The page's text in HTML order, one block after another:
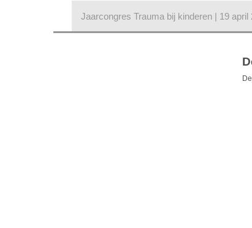
Jaarcongres Trauma bij kinderen | 19 april